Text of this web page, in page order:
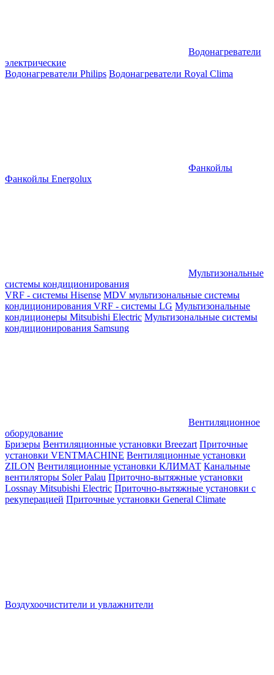
Водонагреватели
электрические
Водонагреватели Philips Водонагреватели Royal Clima
Фанкойлы
Фанкойлы Energolux
Мультизональные
системы кондиционирования
VRF - системы Hisense MDV мультизональные системы
кондиционирования VRF - системы LG Мультизональные
кондиционеры Mitsubishi Electric Мультизональные системы
кондиционирования Samsung
Вентиляционное
оборудование
Бризеры Вентиляционные установки Breezart Приточные
установки VENTMACHINE Вентиляционные установки
ZILON Вентиляционные установки КЛИМАТ Канальные
вентиляторы Soler Palau Приточно-вытяжные установки
Lossnay Mitsubishi Electric Приточно-вытяжные установки с
рекуперацией Приточные установки General Climate
Воздухоочистители и увлажнители